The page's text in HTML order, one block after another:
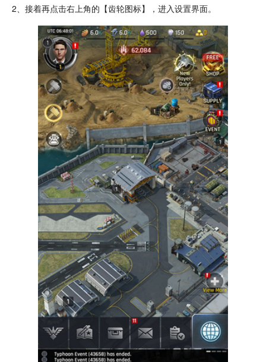
2、接着再点击右上角的【齿轮图标】，进入设置界面。